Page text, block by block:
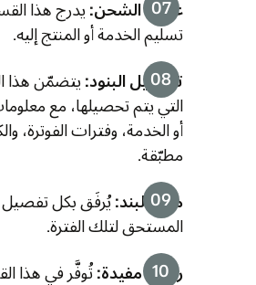
عنوان الشحن: يدرج هذا
تسليم الخدمة أو المنتج إليه.
تفاصيل البنود: يتضمّن هذا
التي يتم تحصيلها، مع
أو الخدمة، وفترات الفوترة،
مطبّقة.
مبلغ البند: يُرفَق بكل تفصيل
المستحق لتلك الفترة.
روابط مفيدة: تُوفَّر في هذا